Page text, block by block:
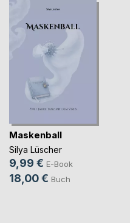
Maskenball
Silya Lüscher
9,99 € E-Book
18,00 € Buch